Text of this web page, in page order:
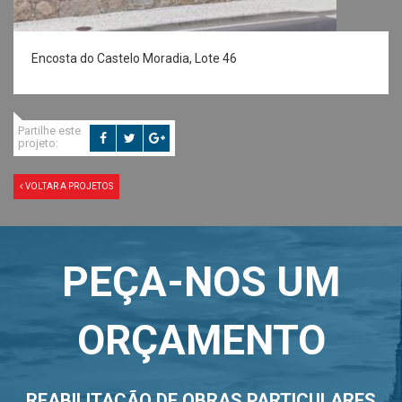
Encosta do Castelo Moradia, Lote 46
Partilhe este
projeto:
VOLTAR A PROJETOS
PEÇA-NOS UM
ORÇAMENTO